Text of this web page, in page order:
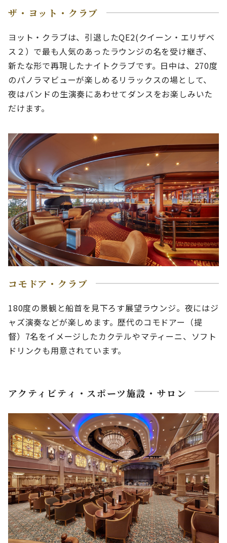
ザ・ヨット・クラブ
ヨット・クラブは、引退したQE2(クイーン・エリザベ
ス２）で最も人気のあったラウンジの名を受け継ぎ、
新たな形で再現したナイトクラブです。日中は、270度
のパノラマビューが楽しめるリラックスの場として、
夜はバンドの生演奏にあわせてダンスをお楽しみいた
だけます。
コモドア・クラブ
180度の景観と船首を見下ろす展望ラウンジ。夜にはジ
ャズ演奏などが楽しめます。歴代のコモドアー（提
督）7名をイメージしたカクテルやマティーニ、ソフト
ドリンクも用意されています。
アクティビティ・スポーツ施設・サロン